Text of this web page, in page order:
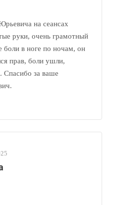
на сеансах
руки, очень грамотный
боли в ноге по ночам, он
прав, боли ушли,
Спасибо за ваше